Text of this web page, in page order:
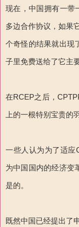
现在，中国拥有一带
多边合作协议，如果
个奇怪的结果就出现
子里免费送给了它主
在RCEP之后，
上的一根特别宝贵的
一些人认为为了适应
为中国国内的经济变
是的。
既然中国已经提出了